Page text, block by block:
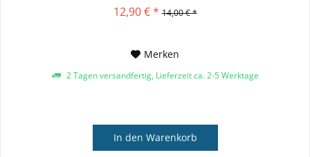
12,90 € * 14,00 € *
Merken
2 Tagen versandfertig, Lieferzeit ca. 2-5 Werktage
In den Warenkorb